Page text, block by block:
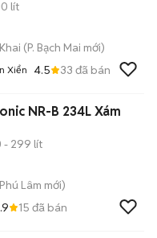
lít
(P. Bạch Mai mới)
Xiển 4.5 33 đã bán
NR-B 234L Xám
- 299 lít
Lâm mới)
15 đã bán